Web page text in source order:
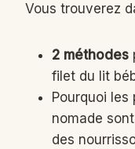
Vous trouverez
2 méthodes
filet du lit
Pourquoi les
nomade
des